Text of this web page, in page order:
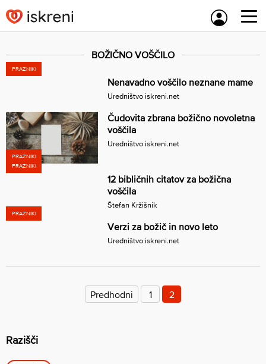
to
content
BOŽIČNO VOŠČILO
PRAZNIKI
Nenavadno voščilo neznane mame
Uredništvo iskreni.net
PRAZNIKI
Čudovita zbrana božično novoletna
voščila
Uredništvo iskreni.net
PRAZNIKI
12 bibličnih citatov za božična
voščila
Štefan Kržišnik
PRAZNIKI
Verzi za božič in novo leto
Uredništvo iskreni.net
Predhodni 1 2
Razišči